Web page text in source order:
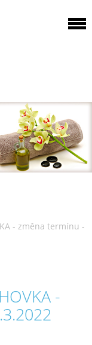
- změna termínu -
-